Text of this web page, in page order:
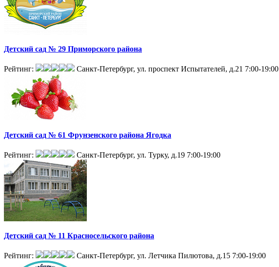
Детский сад № 29 Приморского района
Рейтинг: Санкт-Петербург, ул. проспект Испытателей, д.21 7:00-19:00
Детский сад № 61 Фрунзенского района Ягодка
Рейтинг: Санкт-Петербург, ул. Турку, д.19 7:00-19:00
Детский сад № 11 Красносельского района
Рейтинг: Санкт-Петербург, ул. Летчика Пилютова, д.15 7:00-19:00